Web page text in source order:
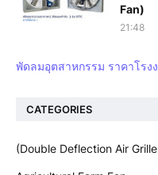
Fan)
21:48
พัดลมอุตสาหกรรม ราคาโรง
CATEGORIES
(Double Deflection Air